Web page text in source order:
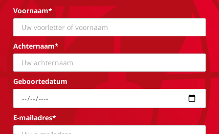
Voornaam*
Achternaam*
Geboortedatum
E-mailadres*